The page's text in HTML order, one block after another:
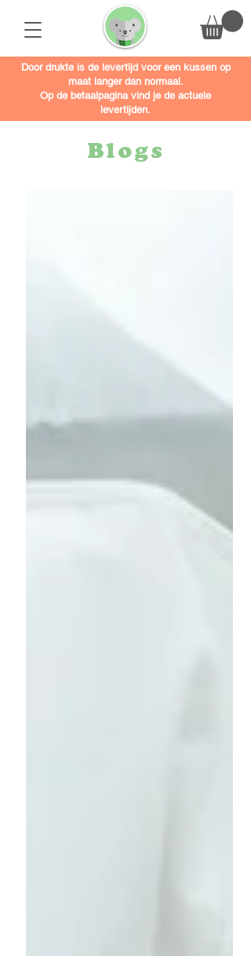
Door drukte is de levertijd voor een kussen op
maat langer dan normaal.
Op de betaalpagina vind je de actuele
levertijden.
Blogs